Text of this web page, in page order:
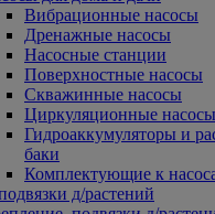
Вибрационные насосы
Дренажные насосы
Насосные станции
Поверхностные насосы
Скважинные насосы
Циркуляционные насосы
Гидроаккумуляторы и
баки
Комплектующие к
д/растений